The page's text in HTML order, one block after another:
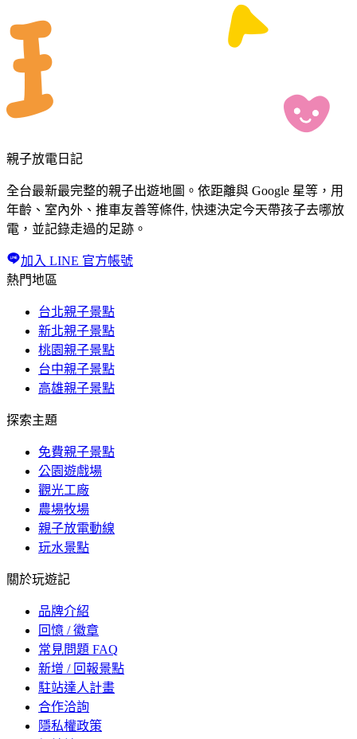
親子放電日記
全台最新最完整的親子出遊地圖。依距離與 Google 星等，用
年齡、室內外、推車友善等條件, 快速決定今天帶孩子去哪放
電，並記錄走過的足跡。
加入 LINE 官方帳號
熱門地區
台北親子景點
新北親子景點
桃園親子景點
台中親子景點
高雄親子景點
探索主題
免費親子景點
公園遊戲場
觀光工廠
農場牧場
親子放電動線
玩水景點
關於玩遊記
品牌介紹
回憶 / 徽章
常見問題 FAQ
新增 / 回報景點
駐站達人計畫
合作洽詢
隱私權政策